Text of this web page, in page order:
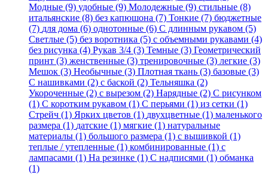
Модные (9) удобные (9) Молодежные (9) стильные (8)
итальянские (8) без капюшона (7) Тонкие (7) бюджетные
(7) для дома (6) однотонные (6) С длинным рукавом (5)
Светлые (5) без воротника (5) с объемными рукавами (4)
без рисунка (4) Рукав 3/4 (3) Темные (3) Геометрический
принт (3) женственные (3) тренировочные (3) легкие (3)
Мешок (3) Необычные (3) Плотная ткань (3) базовые (3)
С нашивками (2) с баской (2) Тельняшка (2)
Укороченные (2) с вырезом (2) Нарядные (2) С рисунком
(1) С коротким рукавом (1) С перьями (1) из сетки (1)
Стрейч (1) Ярких цветов (1) двухцветные (1) маленького
размера (1) датские (1) мягкие (1) натуральные
материалы (1) большого размера (1) с вышивкой (1)
теплые / утепленные (1) комбинированные (1) с
лампасами (1) На резинке (1) С надписями (1) обманка
(1)